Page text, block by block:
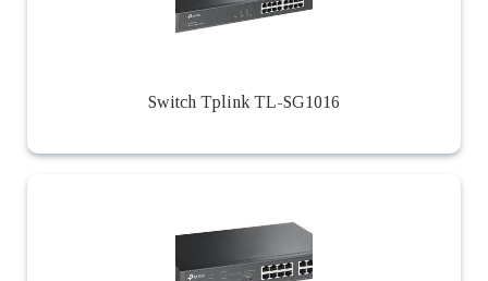
Switch Tplink TL-SG1016